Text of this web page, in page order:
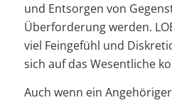
und Entsorgen von
Überforderung werden.
viel Feingefühl und
sich auf das Wesentliche
Auch wenn ein